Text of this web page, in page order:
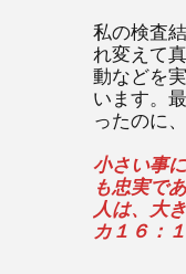
私の検査
れ変えて
動などを
います。
ったのに
小さい事
も忠実で
人は、大
カ１６：